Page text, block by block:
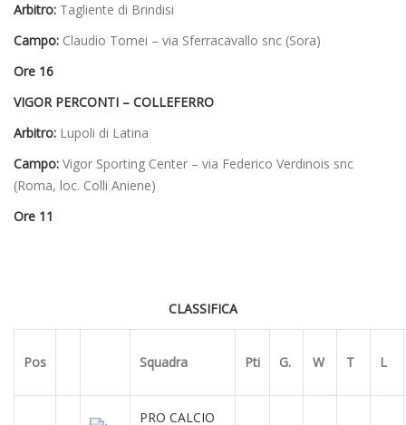
Arbitro: Tagliente di Brindisi
Campo: Claudio Tomei – via Sferracavallo snc (Sora)
Ore 16
VIGOR PERCONTI – COLLEFERRO
Arbitro: Lupoli di Latina
Campo: Vigor Sporting Center – via Federico Verdinois snc
(Roma, loc. Colli Aniene)
Ore 11
CLASSIFICA
Pos Squadra Pti G. W T L
PRO CALCIO